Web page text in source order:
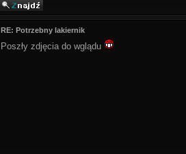
RE: Potrzebny lakiernik
Poszły zdjęcia do wglądu